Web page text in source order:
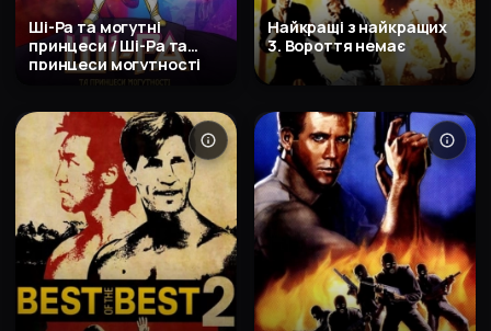
Ші-Ра та могутні
принцеси / Ші-Ра та
принцеси могутності
Найкращі з найкращих
3. Вороття немає